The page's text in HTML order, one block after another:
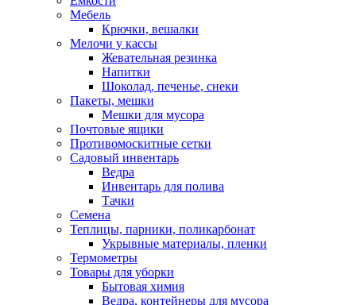
Мебель
Крючки, вешалки
Мелочи у кассы
Жевательная резинка
Напитки
Шоколад, печенье, снеки
Пакеты, мешки
Мешки для мусора
Почтовые ящики
Противомоскитные сетки
Садовый инвентарь
Ведра
Инвентарь для полива
Тачки
Семена
Теплицы, парники, поликарбонат
Укрывные материалы, пленки
Термометры
Товары для уборки
Бытовая химия
Ведра, контейнеры для мусора